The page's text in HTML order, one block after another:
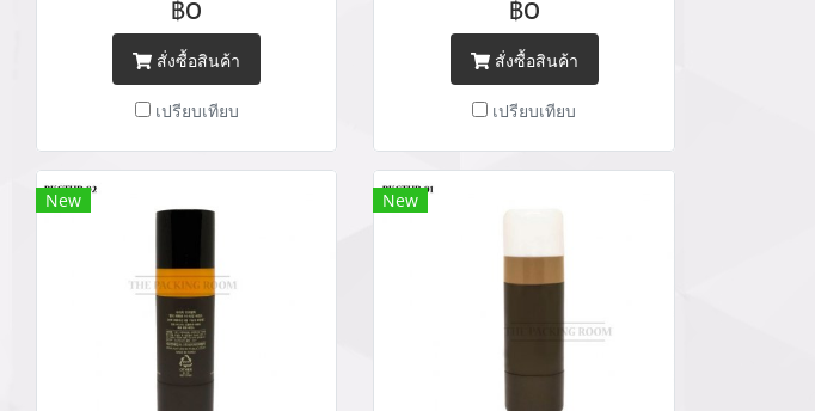
฿0
สั่งซื้อสินค้า
เปรียบเทียบ
ด้านฝาปิดกลม
฿0
สั่งซื้อสินค้า
เปรียบเทียบ
New New